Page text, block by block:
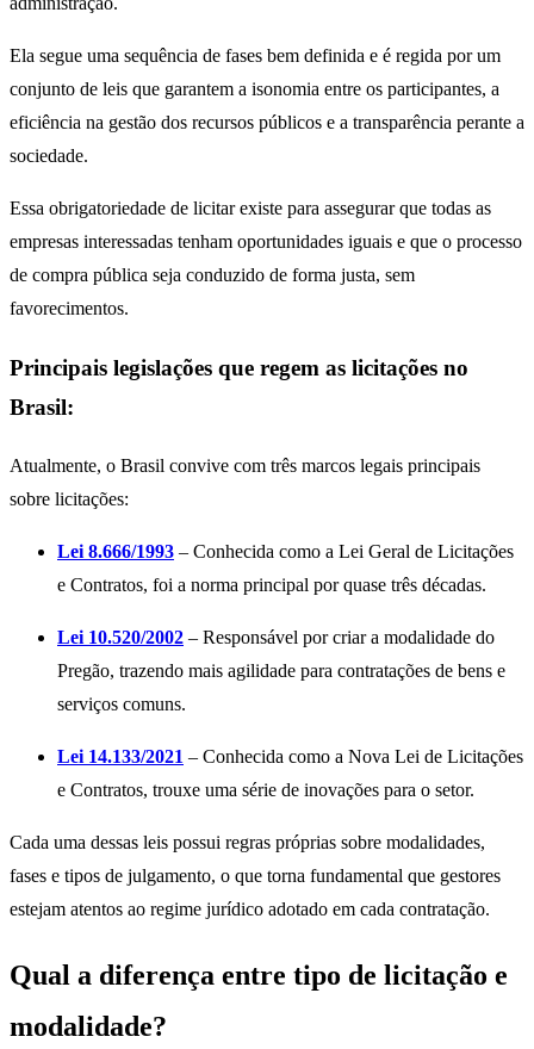
Ela segue uma sequência de fases bem definida e é regida por um
conjunto de leis que garantem a isonomia entre os participantes, a
eficiência na gestão dos recursos públicos e a transparência perante a
sociedade.
Essa obrigatoriedade de licitar existe para assegurar que todas as
empresas interessadas tenham oportunidades iguais e que o processo
de compra pública seja conduzido de forma justa, sem
favorecimentos.
Principais legislações que regem as licitações no
Brasil:
Atualmente, o Brasil convive com três marcos legais principais
sobre licitações:
Lei 8.666/1993 – Conhecida como a Lei Geral de Licitações
e Contratos, foi a norma principal por quase três décadas.
Lei 10.520/2002 – Responsável por criar a modalidade do
Pregão, trazendo mais agilidade para contratações de bens e
serviços comuns.
Lei 14.133/2021 – Conhecida como a Nova Lei de Licitações
e Contratos, trouxe uma série de inovações para o setor.
Cada uma dessas leis possui regras próprias sobre modalidades,
fases e tipos de julgamento, o que torna fundamental que gestores
estejam atentos ao regime jurídico adotado em cada contratação.
Qual a diferença entre tipo de licitação e
modalidade?